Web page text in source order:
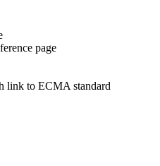
page
link to ECMA standard